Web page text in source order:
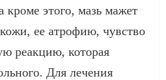
кроме этого, мазь мажет
ее атрофию, чувство
реакцию, которая
Для лечения